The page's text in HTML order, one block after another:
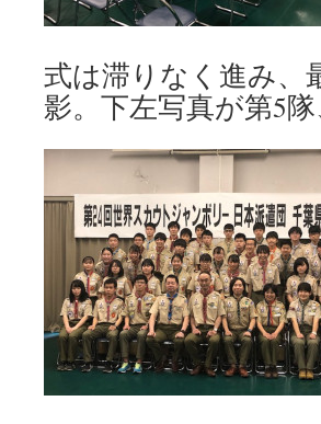
式は滞りなく進み、
影。下左写真が第5